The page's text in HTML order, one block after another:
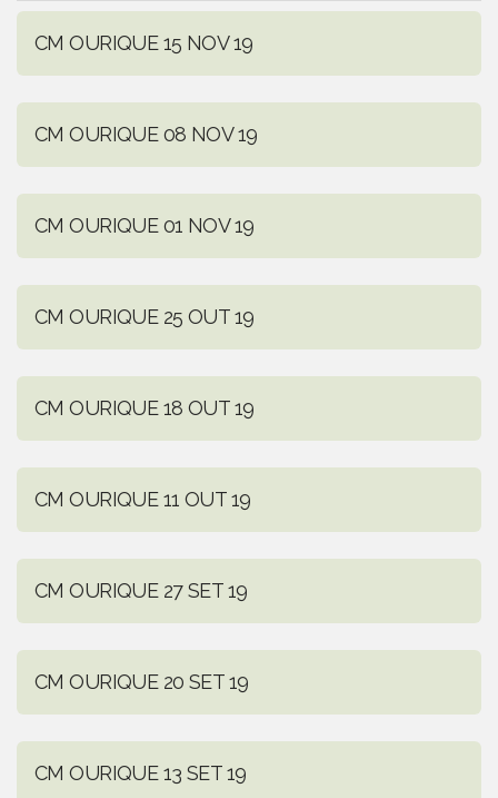
CM OURIQUE 15 NOV 19
CM OURIQUE 08 NOV 19
CM OURIQUE 01 NOV 19
CM OURIQUE 25 OUT 19
CM OURIQUE 18 OUT 19
CM OURIQUE 11 OUT 19
CM OURIQUE 27 SET 19
CM OURIQUE 20 SET 19
CM OURIQUE 13 SET 19